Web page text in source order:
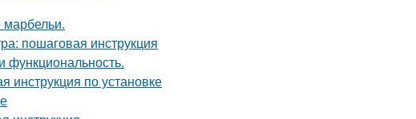
пошаговая инструкция
функциональность.
по установке